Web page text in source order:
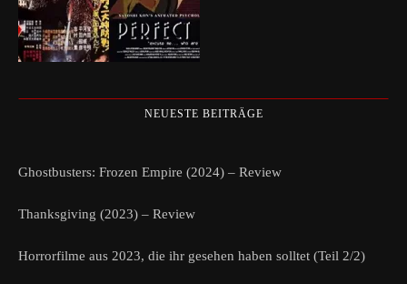
NEUESTE BEITRÄGE
Ghostbusters: Frozen Empire (2024) – Review
Thanksgiving (2023) – Review
Horrorfilme aus 2023, die ihr gesehen haben solltet (Teil 2/2)